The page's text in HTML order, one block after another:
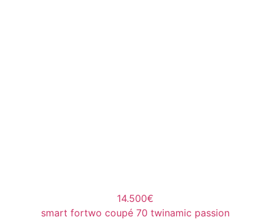
14.500€
smart fortwo coupé 70 twinamic passion